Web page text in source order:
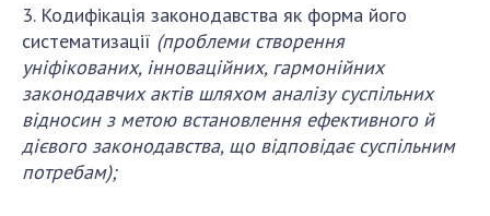
3. Кодифікація законодавства як форма його
систематизації (проблеми створення
уніфікованих, інноваційних, гармонійних
законодавчих актів шляхом аналізу суспільних
відносин з метою встановлення ефективного й
дієвого законодавства, що відповідає суспільним
потребам);